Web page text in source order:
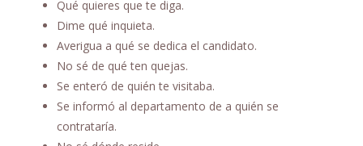
Qué quieres que te diga.
Dime qué inquieta.
Averigua a qué se dedica el candidato.
No sé de qué ten quejas.
Se enteró de quién te visitaba.
Se informó al departamento de a quién se
contrataría.